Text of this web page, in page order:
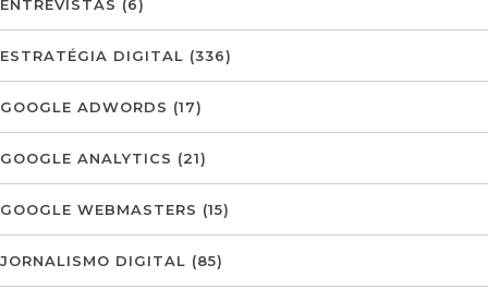
ENTREVISTAS (6)
ESTRATÉGIA DIGITAL (336)
GOOGLE ADWORDS (17)
GOOGLE ANALYTICS (21)
GOOGLE WEBMASTERS (15)
JORNALISMO DIGITAL (85)